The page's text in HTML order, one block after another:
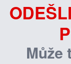
Může